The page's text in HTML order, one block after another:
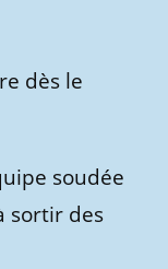
dès le
soudée
sortir des